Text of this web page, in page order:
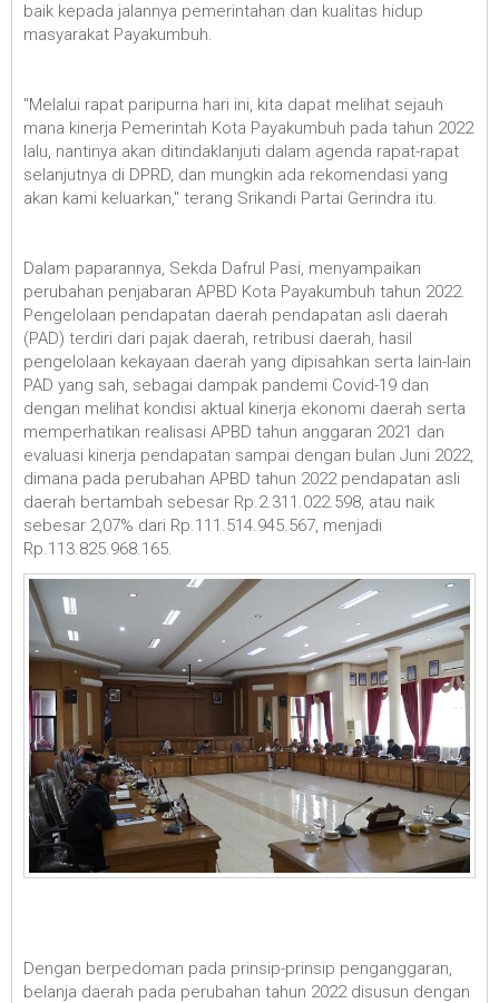
baik kepada jalannya pemerintahan dan kualitas hidup
masyarakat Payakumbuh.
"Melalui rapat paripurna hari ini, kita dapat melihat sejauh
mana kinerja Pemerintah Kota Payakumbuh pada tahun 2022
lalu, nantinya akan ditindaklanjuti dalam agenda rapat-rapat
selanjutnya di DPRD, dan mungkin ada rekomendasi yang
akan kami keluarkan," terang Srikandi Partai Gerindra itu.
Dalam paparannya, Sekda Dafrul Pasi, menyampaikan
perubahan penjabaran APBD Kota Payakumbuh tahun 2022.
Pengelolaan pendapatan daerah pendapatan asli daerah
(PAD) terdiri dari pajak daerah, retribusi daerah, hasil
pengelolaan kekayaan daerah yang dipisahkan serta lain-lain
PAD yang sah, sebagai dampak pandemi Covid-19 dan
dengan melihat kondisi aktual kinerja ekonomi daerah serta
memperhatikan realisasi APBD tahun anggaran 2021 dan
evaluasi kinerja pendapatan sampai dengan bulan Juni 2022,
dimana pada perubahan APBD tahun 2022 pendapatan asli
daerah bertambah sebesar Rp.2.311.022.598, atau naik
sebesar 2,07% dari Rp.111.514.945.567, menjadi
Rp.113.825.968.165.
Dengan berpedoman pada prinsip-prinsip penganggaran,
belanja daerah pada perubahan tahun 2022 disusun dengan